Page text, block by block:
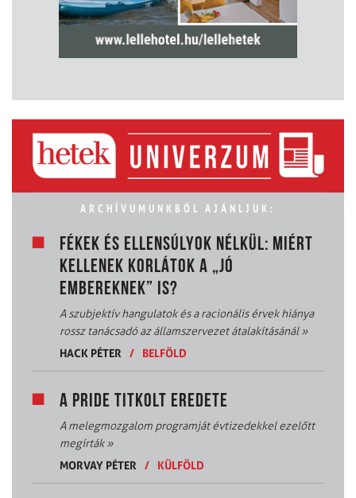
ARCHÍVUMUNKBÓL AJÁNLJUK:
FÉKEK ÉS ELLENSÚLYOK NÉLKÜL: MIÉRT
KELLENEK KORLÁTOK A „JÓ
EMBEREKNEK” IS?
A szubjektív hangulatok és a racionális érvek hiánya
rossz tanácsadó az államszervezet átalakításánál»
HACK PÉTER
/ BELFÖLD
A PRIDE TITKOLT EREDETE
A melegmozgalom programját évtizedekkel ezelőtt
megírták»
MORVAY PÉTER
/ KÜLFÖLD